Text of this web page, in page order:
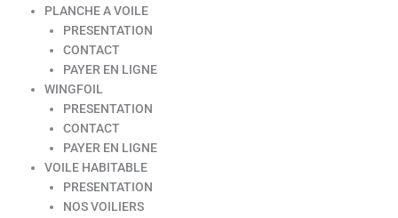
PLANCHE A VOILE
PRESENTATION
CONTACT
PAYER EN LIGNE
WINGFOIL
PRESENTATION
CONTACT
PAYER EN LIGNE
VOILE HABITABLE
PRESENTATION
NOS VOILIERS